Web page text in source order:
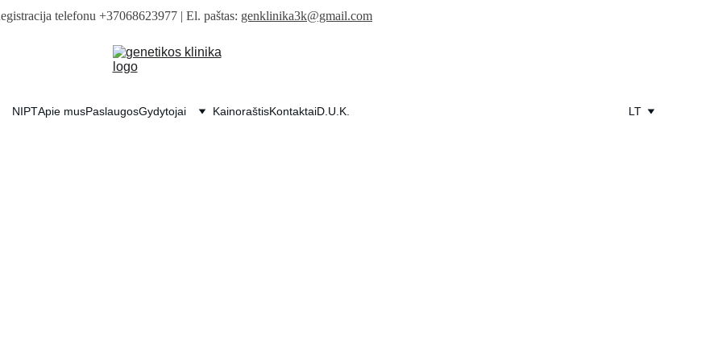
telefonu +37068623977 | El. paštas: genklinika3k@gmail.com
NIPTApie musPaslaugosGydytojai KainoraštisKontaktaiD.U.K. LT